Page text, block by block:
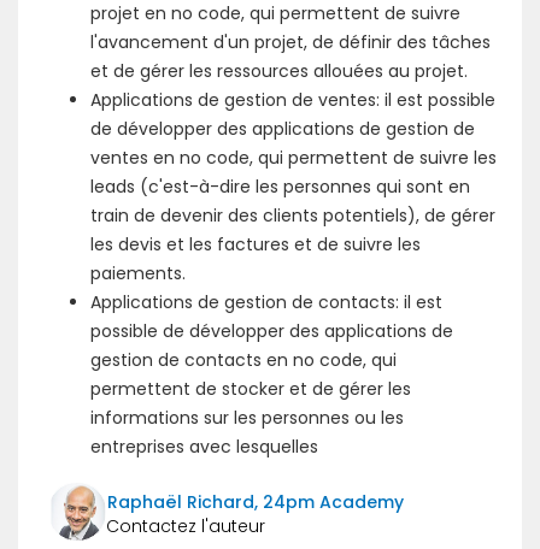
projet en no code, qui permettent de suivre
l'avancement d'un projet, de définir des tâches
et de gérer les ressources allouées au projet.
Applications de gestion de ventes: il est possible
de développer des applications de gestion de
ventes en no code, qui permettent de suivre les
leads (c'est-à-dire les personnes qui sont en
train de devenir des clients potentiels), de gérer
les devis et les factures et de suivre les
paiements.
Applications de gestion de contacts: il est
possible de développer des applications de
gestion de contacts en no code, qui
permettent de stocker et de gérer les
informations sur les personnes ou les
entreprises avec lesquelles
Raphaël Richard, 24pm Academy